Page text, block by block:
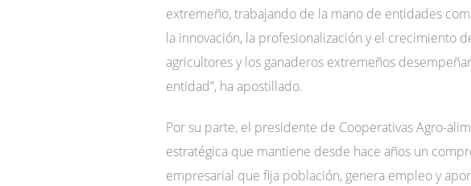
extremeño, trabajando de la mano de entidades
la innovación, la profesionalización y el crecimiento
agricultores y los ganaderos extremeños
entidad”, ha apostillado.
Por su parte, el presidente de Cooperativas Agro-
estratégica que mantiene desde hace años un
empresarial que fija población, genera empleo y